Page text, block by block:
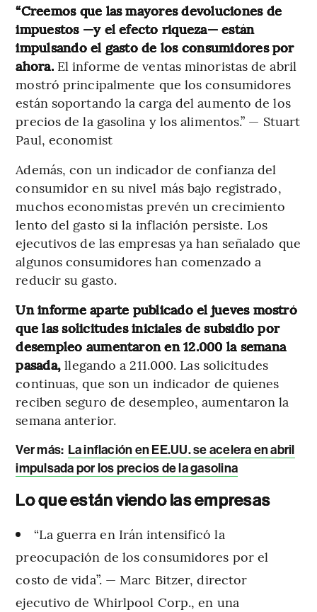
“Creemos que las mayores devoluciones de
impuestos —y el efecto riqueza— están
impulsando el gasto de los consumidores por
ahora.El informe de ventas minoristas de abril
mostró principalmente que los consumidores
están soportando la carga del aumento de los
precios de la gasolina y los alimentos.” — Stuart
Paul, economist
Además, con un indicador de confianza del
consumidor en su nivel más bajo registrado,
muchos economistas prevén un crecimiento
lento del gasto si la inflación persiste. Los
ejecutivos de las empresas ya han señalado que
algunos consumidores han comenzado a
reducir su gasto.
Un informe aparte publicado el jueves mostró
que las solicitudes iniciales de subsidio por
desempleo aumentaron en 12.000 la semana
pasada,llegando a 211.000. Las solicitudes
continuas, que son un indicador de quienes
reciben seguro de desempleo, aumentaron la
semana anterior.
Ver más: La inflación en EE.UU. se acelera en abril
impulsada por los precios de la gasolina
Lo que están viendo las empresas
“La guerra en Irán intensificó la
preocupación de los consumidores por el
costo de vida”. — Marc Bitzer, director
ejecutivo de Whirlpool Corp., en una